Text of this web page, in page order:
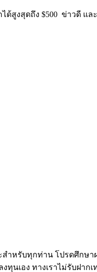
ได้สูงสุดถึง $500 ข่าวดี
าะสำหรับทุกท่าน โปรดศึ
นเอง ทางเราไม่รับฝาก